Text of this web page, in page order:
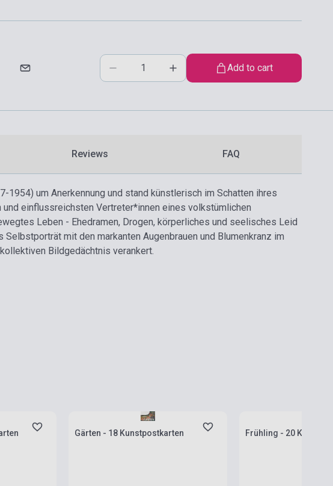
Add to cart
Reviews FAQ
um Anerkennung und stand künstlerisch im Schatten ihres
einflussreichsten Vertreter*innen eines volkstümlichen
Leben - Ehedramen, Drogen, körperliches und seelisches Leid
mit den markanten Augenbrauen und Blumenkranz im
Bildgedächtnis verankert.
Gärten - 18 Kunstpostkarten Frühling - 20